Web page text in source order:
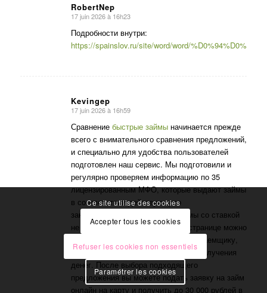
RobertNep
dit
17 juin 2026 à 16h23
Подробности внутри:
https://spainslov.ru/site/word/word/
Kevingep
dit
17 juin 2026 à 16h59
Сравнение быстрые займыначинается прежде
всего с внимательного сравнения предложений,
и специально для удобства пользователей
подготовлен наш сервис. Мы подготовили и
регулярно проверяем информацию по 35
лицензированным МФО, которые выдают займы
в соответствии действующего
законодательства и выдают займы со ставкой
не выше 0,8% в день. На одной странице можно
изучить сумму, срок, требования к заемщику,
условия первого займа и скорость получения
денег. После выбора подходящего
предложения вы можете подать заявку на займ
онлайн на карту и получить до 30 000 рублей в
Ce site utilise des cookies
Accepter tous les cookies
Refuser les cookies non essentiels
Paramétrer les cookies